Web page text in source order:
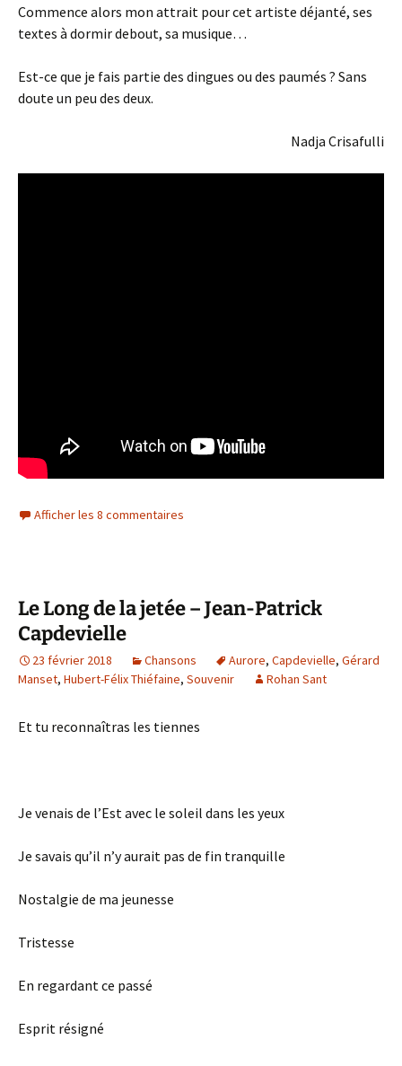
Commence alors mon attrait pour cet artiste déjanté, ses
textes à dormir debout, sa musique…
Est-ce que je fais partie des dingues ou des paumés ? Sans
doute un peu des deux.
Nadja Crisafulli
Afficher les 8 commentaires
Le Long de la jetée – Jean-Patrick
Capdevielle
23 février 2018 Chansons Aurore, Capdevielle, Gérard
Manset, Hubert-Félix Thiéfaine, Souvenir Rohan Sant
Et tu reconnaîtras les tiennes
Je venais de l’Est avec le soleil dans les yeux
Je savais qu’il n’y aurait pas de fin tranquille
Nostalgie de ma jeunesse
Tristesse
En regardant ce passé
Esprit résigné